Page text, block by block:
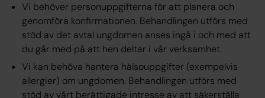
Vi behöver personuppgifterna för att planera och
genomföra konfirmationen. Behandlingen utförs med
stöd av det avtal ungdomen anses ingå i och med att
du går med på att hen deltar i vår verksamhet.
Vi kan behöva hantera hälsouppgifter (exempelvis
allergier) om ungdomen. Behandlingen utförs med
stöd av vårt berättigade intresse av att säkerställa